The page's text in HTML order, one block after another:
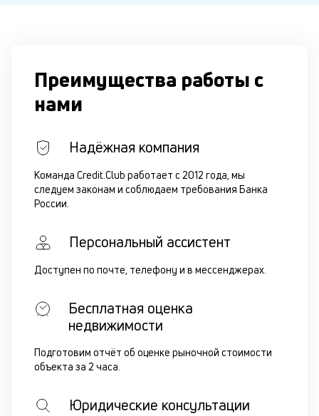
Преимущества работы с
нами
Надёжная компания
Команда Credit.Club работает с 2012 года, мы
следуем законам и соблюдаем требования Банка
России.
Персональный ассистент
Доступен по почте, телефону и в мессенджерах.
Бесплатная оценка
недвижимости
Подготовим отчёт об оценке рыночной стоимости
объекта за 2 часа.
Юридические консультации